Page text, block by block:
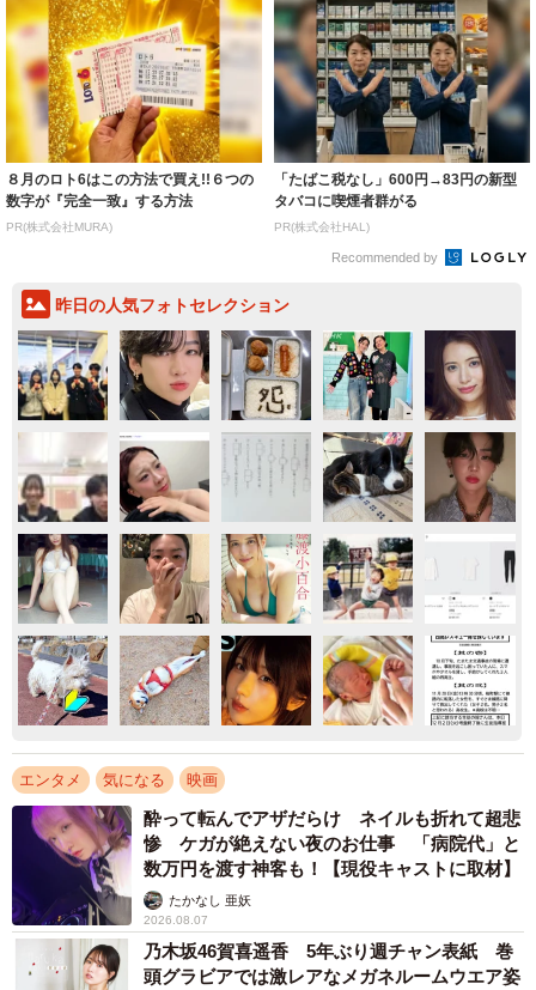
８月のロト6はこの方法で買え!!６つの
数字が『完全一致』する方法
PR(株式会社MURA)
「たばこ税なし」600円→83円の新型
タバコに喫煙者群がる
PR(株式会社HAL)
Recommended by
昨日の人気フォトセレクション
エンタメ 気になる 映画
酔って転んでアザだらけ ネイルも折れて超悲
惨 ケガが絶えない夜のお仕事 「病院代」と
数万円を渡す神客も！【現役キャストに取材】
たかなし 亜妖
2026.08.07
乃木坂46賀喜遥香 5年ぶり週チャン表紙 巻
頭グラビアでは激レアなメガネルームウエア姿